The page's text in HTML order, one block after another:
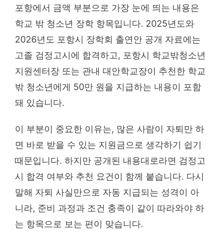
포항에서 금액 부분으로 가장 눈에 띄는 내용은
학교 밖 청소년 장학 항목입니다. 2025년도와
2026년도 포항시 장학회 출연안 공개 자료에는
고졸 검정고시에 합격하고, 포항시 학교밖청소년
지원센터장 또는 관내 대안학교장이 추천한 학교
밖 청소년에게 50만 원을 지급하는 내용이 포함
돼 있습니다.
이 부분이 중요한 이유는, 많은 사람이 자퇴만 하
면 바로 받을 수 있는 지원금으로 생각하기 쉽기
때문입니다. 하지만 공개된 내용대로라면 검정고
시 합격 여부와 추천 요건이 함께 붙습니다. 다시
말해 자퇴 사실만으로 자동 지급되는 성격이 아
니라, 준비 과정과 조건 충족이 같이 따라와야 하
는 항목으로 보는 편이 맞습니다.